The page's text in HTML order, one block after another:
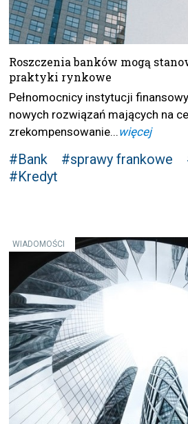
Roszczenia banków mogą
praktyki rynkowe
Pełnomocnicy instytucji
nowych rozwiązań mających na
zrekompensowanie...więcej
#Bank #sprawy frankowe
#Kredyt
WIADOMOŚCI